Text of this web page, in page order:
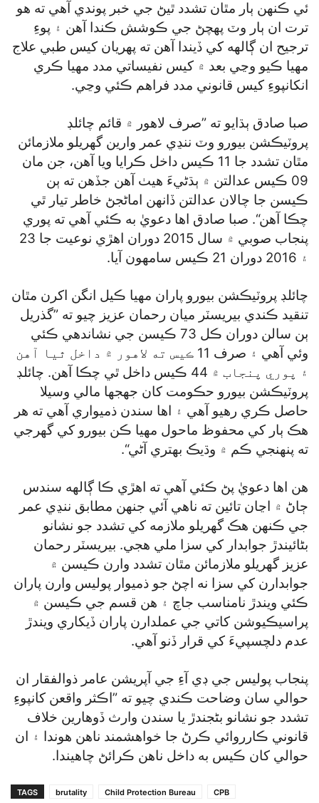
ئي ڪنهن ٻار مٿان تشدد ٿيڻ جي خبر پوندي آهي ته هو
ترت ان ٻار وٽ پهچڻ جي ڪوشش ڪندا آهن ۽ پوءِ
ترجيح ان ڳالهه کي ڏيندا آهن ته پهريان کيس طبي علاج
مهيا ڪيو وڃي بعد ۾ کيس نفيساتي مدد مهيا ڪري
انکانپوءِ کيس قانوني مدد فراهم ڪئي وڃي.
صبا صادق ٻڌايو ته ”صرف لاهور ۾ قائم چائلڊ
پروٽيڪشن بيورو وٽ ننڍي عمر وارين گھريلو ملازمائن
مٿان تشدد جا 11 ڪيس داخل ڪرايا ويا آهن، جن مان
09 ڪيس عدالتن ۾ ٻڌڻيءَ هيٺ آهن جڏهن ته ٻن
ڪيسن جا چالان عدالتن ڏانهن اماڻجڻ خاطر تيار ٿي
چڪا آهن“. صبا صادق اها دعويٰ به ڪئي آهي ته پوري
پنجاب صوبي ۾ سال 2015 دوران اهڙي نوعيت جا 23
۽ 2016 دوران 21 ڪيس سامهون آيا.
چائلڊ پروٽيڪشن بيورو پاران مهيا ڪيل انگن اکرن مٿان
تنقيد ڪندي بيريسٽر ميان رحمان عزيز چيو ته ”گذريل
ٻن سالن دوران ڪل 73 ڪيسن جي نشاندهي ڪئي
وئي آهي ۽ صرف 11 ڪيس ته لاهور ۾ داخل ٿيا آهن
۽ پوري پنجاب ۾ 44 ڪيس داخل ٿي چڪا آهن. چائلڊ
پروٽيڪشن بيورو حڪومت کان جهجها مالي وسيلا
حاصل ڪري رهيو آهي ۽ اها سندن ذميواري آهي ته هر
هڪ ٻار کي محفوظ ماحول مهيا ڪن بيورو کي گھرجي
ته پنهنجي ڪم ۾ وڌيڪ بهتري آڻي“.
هن اها دعويٰ پڻ ڪئي آهي ته اهڙي ڪا ڳالهه سندس
ڄاڻ ۾ اڃان تائين ته ناهي آئي جنهن مطابق ننڍي عمر
جي ڪنهن هڪ گھريلو ملازمه کي تشدد جو نشانو
بڻائيندڙ جوابدار کي سزا ملي هجي. بيريسٽر رحمان
عزيز گھريلو ملازمائن مٿان تشدد وارن ڪيسن ۾
جوابدارن کي سزا نه اچڻ جو ذميوار پوليس وارن پاران
ڪئي ويندڙ نامناسب جاچ ۽ هن قسم جي ڪيسن ۾
پراسيڪيوشن کاتي جي عملدارن پاران ڏيکاري ويندڙ
عدم دلچسپيءَ کي قرار ڏنو آهي.
پنجاب پوليس جي ڊي آءِ جي آپريشن عامر ذوالفقار ان
حوالي سان وضاحت ڪندي چيو ته ”اڪثر واقعن کانپوءِ
تشدد جو نشانو بڻجندڙ يا سندن وارث ڏوهارين خلاف
قانوني ڪارروائي ڪرڻ جا خواهشمند ناهن هوندا ۽ ان
حوالي کان ڪيس به داخل ناهن ڪرائڻ چاهيندا.
TAGS brutality Child Protection Bureau
CPB